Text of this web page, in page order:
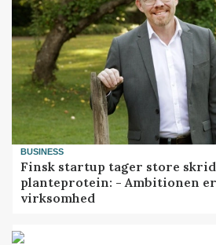
BUSINESS
Finsk startup tager store
planteprotein: - Ambitionen
virksomhed